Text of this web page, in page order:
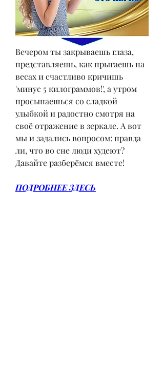
Вечером ты закрываешь глаза,
представляешь, как прыгаешь на
весах и счастливо кричишь
'минус 5 килограммов!', а утром
просыпаешься со сладкой
улыбкой и радостно смотря на
своё отражение в зеркале. А вот
мы и задались вопросом: правда
ли, что во сне люди худеют?
Давайте разберёмся вместе!
ПОДРОБНЕЕ ЗДЕСЬ